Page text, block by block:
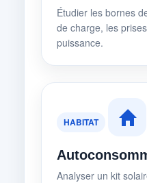
Étudier les bornes
de charge, les
puissance.
HABITAT
Analyser un kit